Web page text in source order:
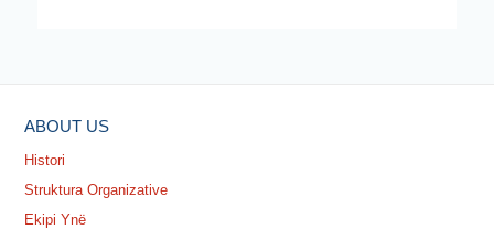
ABOUT US
Histori
Struktura Organizative
Ekipi Ynë